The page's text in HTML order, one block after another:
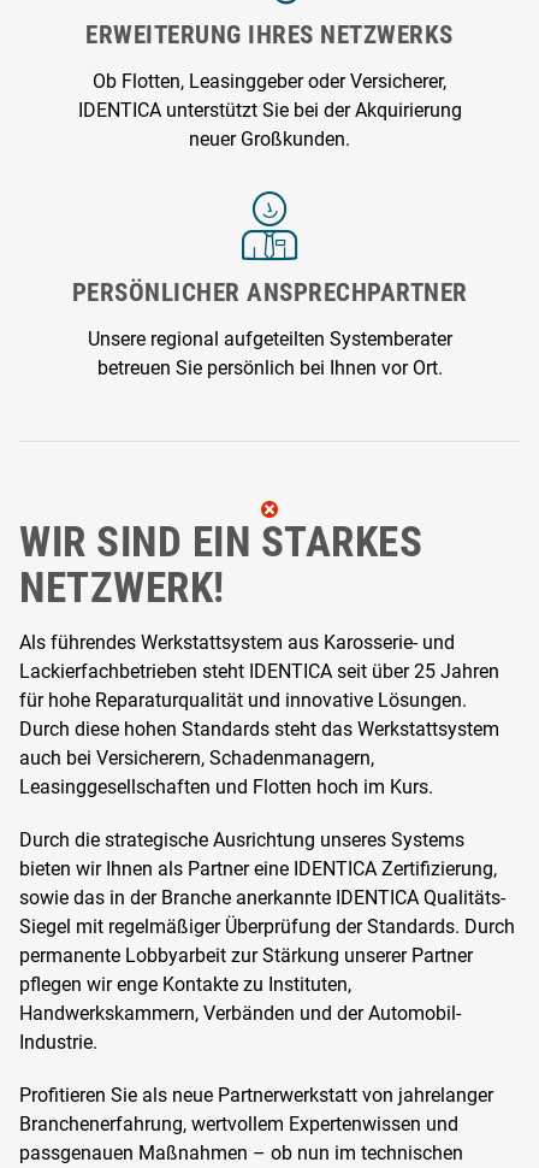
ERWEITERUNG IHRES NETZWERKS
Ob Flotten, Leasinggeber oder Versicherer,
IDENTICA unterstützt Sie bei der Akquirierung
neuer Großkunden.
PERSÖNLICHER ANSPRECHPARTNER
Unsere regional aufgeteilten Systemberater
betreuen Sie persönlich bei Ihnen vor Ort.
WIR SIND EIN STARKES
NETZWERK!
Als führendes Werkstattsystem aus Karosserie- und
Lackierfachbetrieben steht IDENTICA seit über 25 Jahren
für hohe Reparaturqualität und innovative Lösungen.
Durch diese hohen Standards steht das Werkstattsystem
auch bei Versicherern, Schadenmanagern,
Leasinggesellschaften und Flotten hoch im Kurs.
Durch die strategische Ausrichtung unseres Systems
bieten wir Ihnen als Partner eine IDENTICA Zertifizierung,
sowie das in der Branche anerkannte IDENTICA Qualitäts-
Siegel mit regelmäßiger Überprüfung der Standards. Durch
permanente Lobbyarbeit zur Stärkung unserer Partner
pflegen wir enge Kontakte zu Instituten,
Handwerkskammern, Verbänden und der Automobil-
Industrie.
Profitieren Sie als neue Partnerwerkstatt von jahrelanger
Branchenerfahrung, wertvollem Expertenwissen und
passgenauen Maßnahmen – ob nun im technischen